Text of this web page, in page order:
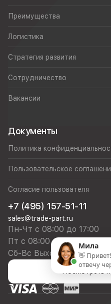
Преимущества
Логистика
Стратегия развития
Сотрудничество
Вакансии
Документы
Политика
Пользовательское
Согласие пользователя
+7 (495) 157-51-11
sales@trade-part.ru
Пн-Чт с 08:00 до 17:00
Пт с 08:00 до 16:00
Сб-Вс Выходной
Мила
👋
отвечу